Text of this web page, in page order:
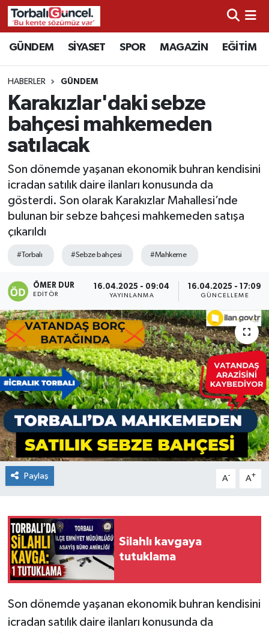
GÜNDEM SİYASET SPOR MAGAZİN EĞİTİM
HABERLER GÜNDEM
Karakızlar'daki sebze
bahçesi mahkemeden
satılacak
Son dönemde yaşanan ekonomik buhran kendisini
icradan satılık daire ilanları konusunda da
gösterdi. Son olarak Karakızlar Mahallesi’nde
bulunan bir sebze bahçesi mahkemeden satışa
çıkarıldı
#Torbalı #Sebze bahçesi #Mahkeme
ÖMER DUR
EDITÖR
16.04.2025 - 09:04
YAYINLANMA
16.04.2025 - 17:09
GÜNCELLEME
Paylaş A- A+
Silahlı kavgaya
tutuklama
Son dönemde yaşanan ekonomik buhran kendisini
icradan satılık daire ilanları konusunda da
İzmir Nöbetçi Eczaneler
İzmir Hava Durumu
İzmir Namaz Vakitleri
İzmir Trafik Yoğunluk Haritası
Süper Lig Puan Durumu ve Fikstür
Tüm Manşetler
Son Dakika Haberleri
Haber Arşivi